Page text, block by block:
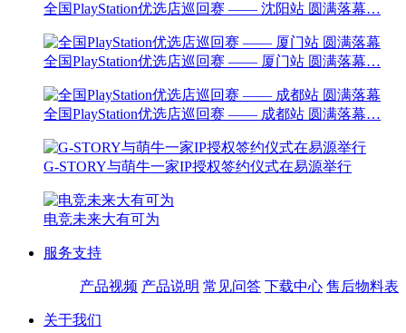
全国PlayStation优选店巡回赛 —— 沈阳站 圆满落幕…
全国PlayStation优选店巡回赛 —— 厦门站 圆满落幕…
全国PlayStation优选店巡回赛 —— 成都站 圆满落幕…
G-STORY与萌牛一家IP授权签约仪式在易源举行
电竞未来大有可为
服务支持
产品视频 产品说明 常见问答 下载中心 售后物料表
关于我们